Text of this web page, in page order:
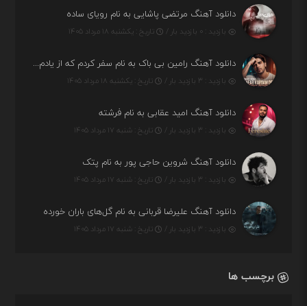
دانلود آهنگ مرتضی پاشایی به نام رویای ساده
بازدید : ۰ بازدید بار / تاریخ : یکشنبه ۱۸ مرداد ۱۴۰۵
دانلود آهنگ رامین بی باک به نام سفر کردم که از یادم بری دیدم نمیشه
بازدید : ۳ بازدید بار / تاریخ : یکشنبه ۱۸ مرداد ۱۴۰۵
دانلود آهنگ امید عقابی به نام فرشته
بازدید : ۳ بازدید بار / تاریخ : شنبه ۱۷ مرداد ۱۴۰۵
دانلود آهنگ شروین حاجی پور به نام پتک
بازدید : ۳ بازدید بار / تاریخ : شنبه ۱۷ مرداد ۱۴۰۵
دانلود آهنگ علیرضا قربانی به نام گل‌های باران خورده
بازدید : ۳ بازدید بار / تاریخ : شنبه ۱۷ مرداد ۱۴۰۵
برچسب ها